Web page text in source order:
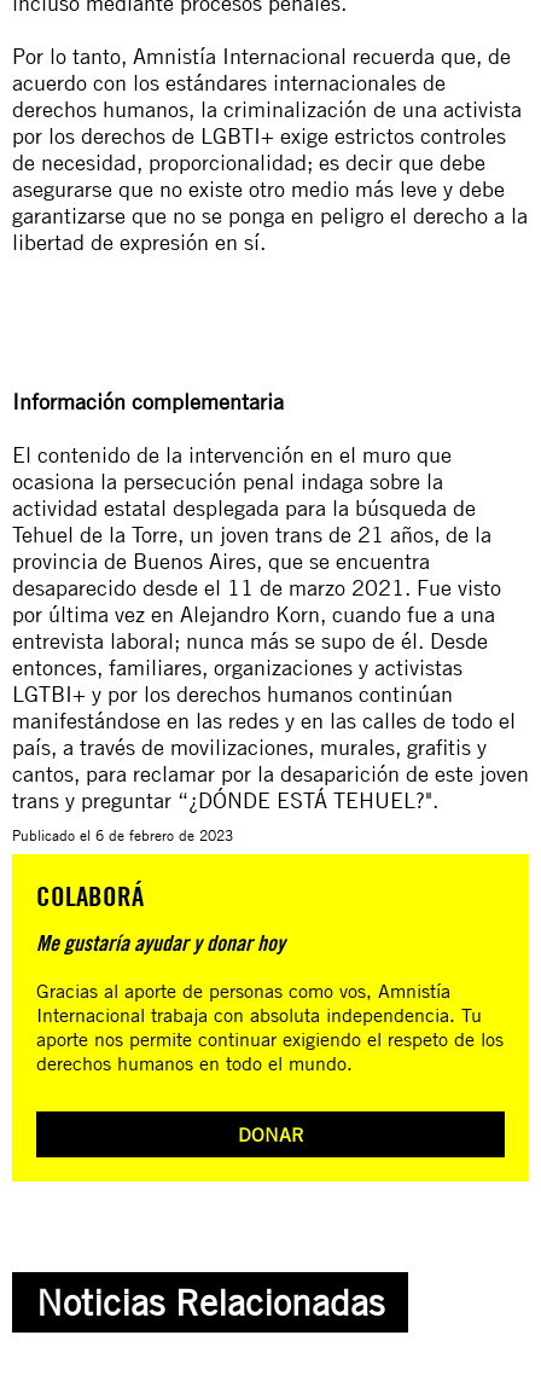
Por lo tanto, Amnistía Internacional recuerda que, de
acuerdo con los estándares internacionales de
derechos humanos, la criminalización de una activista
por los derechos de LGBTI+ exige estrictos controles
de necesidad, proporcionalidad; es decir que debe
asegurarse que no existe otro medio más leve y debe
garantizarse que no se ponga en peligro el derecho a la
libertad de expresión en sí.
Información complementaria
El contenido de la intervención en el muro que
ocasiona la persecución penal indaga sobre la
actividad estatal desplegada para la búsqueda de
Tehuel de la Torre, un joven trans de 21 años, de la
provincia de Buenos Aires, que se encuentra
desaparecido desde el 11 de marzo 2021. Fue visto
por última vez en Alejandro Korn, cuando fue a una
entrevista laboral; nunca más se supo de él. Desde
entonces, familiares, organizaciones y activistas
LGTBI+ y por los derechos humanos continúan
manifestándose en las redes y en las calles de todo el
país, a través de movilizaciones, murales, grafitis y
cantos, para reclamar por la desaparición de este joven
trans y preguntar “¿DÓNDE ESTÁ TEHUEL?".
Publicado el 6 de febrero de 2023
COLABORÁ
Me gustaría ayudar y donar hoy
Gracias al aporte de personas como vos, Amnistía
Internacional trabaja con absoluta independencia. Tu
aporte nos permite continuar exigiendo el respeto de los
derechos humanos en todo el mundo.
DONAR
Noticias Relacionadas